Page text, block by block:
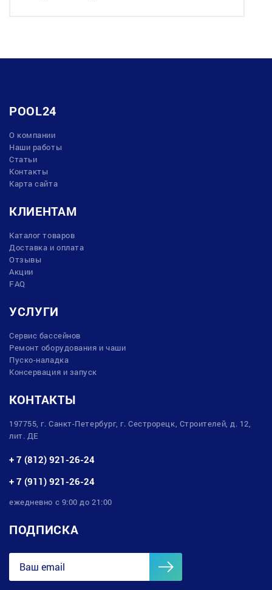
POOL24
О компании
Наши работы
Статьи
Контакты
Карта сайта
КЛИЕНТАМ
Каталог товаров
Доставка и оплата
Отзывы
Акции
FAQ
УСЛУГИ
Сервис бассейнов
Ремонт оборудования и чаши
Пуско-наладка
Консервация и запуск
КОНТАКТЫ
197755, г. Санкт-Петербург, г. Сестрорецк, Строителей, д. 12,
лит. ДЕ
+ 7 (812) 921-26-24
+ 7 (911) 921-26-24
ежедневно с 9:00 до 21:00
ПОДПИСКА